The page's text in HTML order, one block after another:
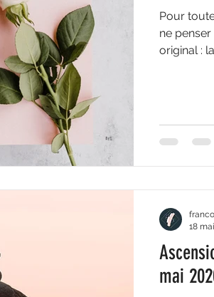
Pour
ne
original :
mai
18